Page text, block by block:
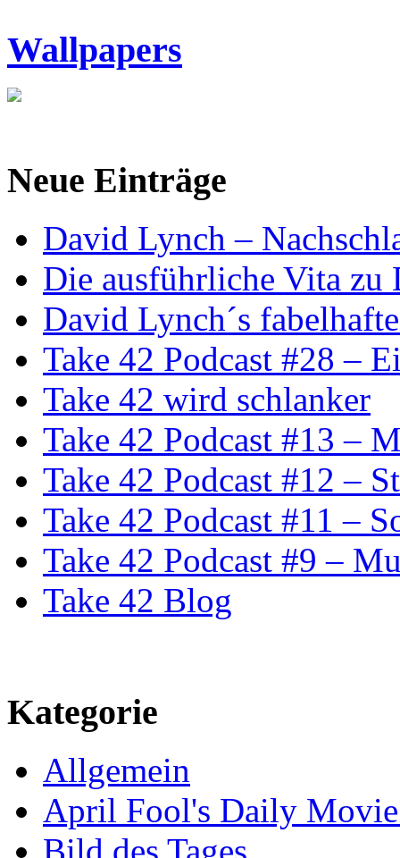
Wallpapers
Neue Einträge
David Lynch –
Die ausführliche Vita zu
David Lynch´s
Take 42 Podcast #28 –
Take 42 wird schlanker
Take 42 Podcast #13 –
Take 42 Podcast #12 –
Take 42 Podcast #11 –
Take 42 Podcast #9 –
Take 42 Blog
Kategorie
Allgemein
April Fool's Daily